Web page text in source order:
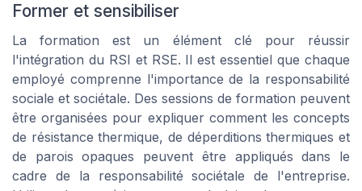
Former et sensibiliser
La formation est un élément clé pour réussir
l'intégration du RSI et RSE. Il est essentiel que chaque
employé comprenne l'importance de la responsabilité
sociale et sociétale. Des sessions de formation peuvent
être organisées pour expliquer comment les concepts
de résistance thermique, de déperditions thermiques et
de parois opaques peuvent être appliqués dans le
cadre de la responsabilité sociétale de l'entreprise.